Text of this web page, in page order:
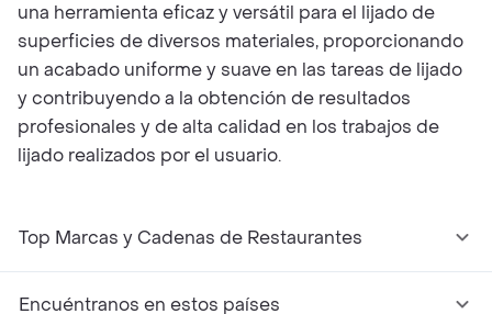
una herramienta eficaz y versátil para el lijado de
superficies de diversos materiales, proporcionando
un acabado uniforme y suave en las tareas de lijado
y contribuyendo a la obtención de resultados
profesionales y de alta calidad en los trabajos de
lijado realizados por el usuario.
Top Marcas y Cadenas de Restaurantes
Encuéntranos en estos países